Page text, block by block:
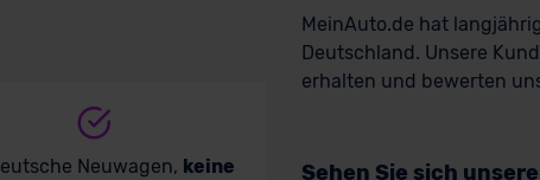
Neuwagen, keine
MeinAuto.de hat
Deutschland. Unsere
erhalten und bewerten
Sehen Sie sich